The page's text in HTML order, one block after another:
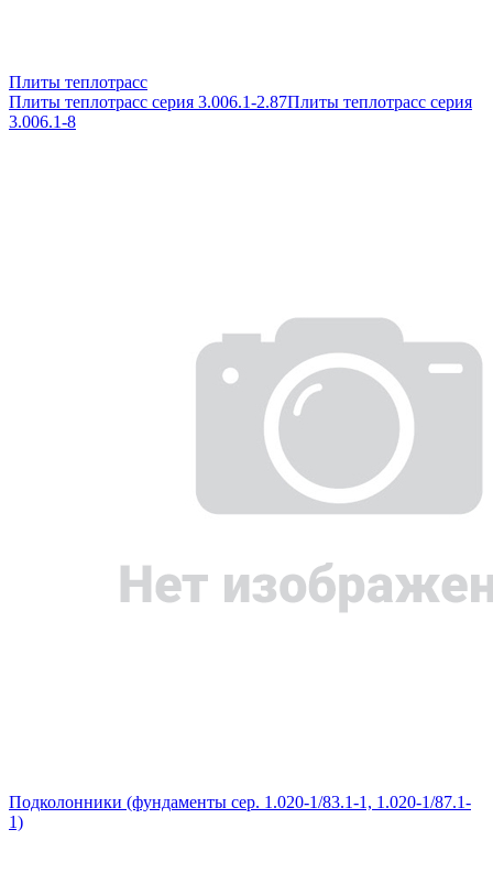
Плиты теплотрасс
Плиты теплотрасс серия 3.006.1-2.87Плиты теплотрасс серия
3.006.1-8
Подколонники (фундаменты сер. 1.020-1/83.1-1, 1.020-1/87.1-
1)